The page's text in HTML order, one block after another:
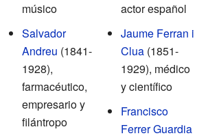
músico
Salvador
Andreu (1841-
1928),
farmacéutico,
empresario y
filántropo
actor español
Jaume Ferran i
Clua (1851-
1929), médico
y científico
Francisco
Ferrer Guardia